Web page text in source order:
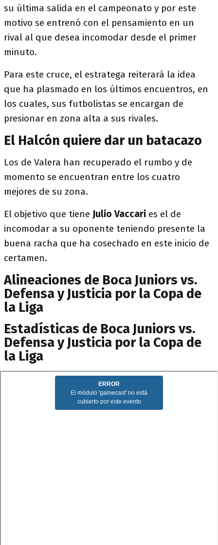
su última salida en el campeonato y por este
motivo se entrenó con el pensamiento en un
rival al que desea incomodar desde el primer
minuto.
Para este cruce, el estratega reiterará la idea
que ha plasmado en los últimos encuentros, en
los cuales, sus futbolistas se encargan de
presionar en zona alta a sus rivales.
El Halcón quiere dar un batacazo
Los de Valera han recuperado el rumbo y de
momento se encuentran entre los cuatro
mejores de su zona.
El objetivo que tiene Julio Vaccari es el de
incomodar a su oponente teniendo presente la
buena racha que ha cosechado en este inicio de
certamen.
Alineaciones de Boca Juniors vs.
Defensa y Justicia por la Copa de
la Liga
Estadísticas de Boca Juniors vs.
Defensa y Justicia por la Copa de
la Liga